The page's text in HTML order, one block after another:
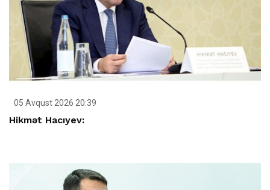
05 Avqust 2026 20:39
Hikmət Hacıyev: